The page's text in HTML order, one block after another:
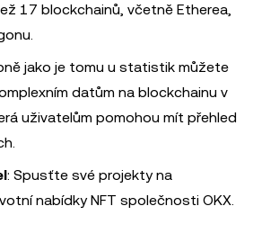
17 blockchainů, včetně Etherea,
jako je tomu u statistik můžete
datům na blockchainu v
uživatelům pomohou mít přehled
: Spusťte své projekty na
nabídky NFT společnosti OKX.